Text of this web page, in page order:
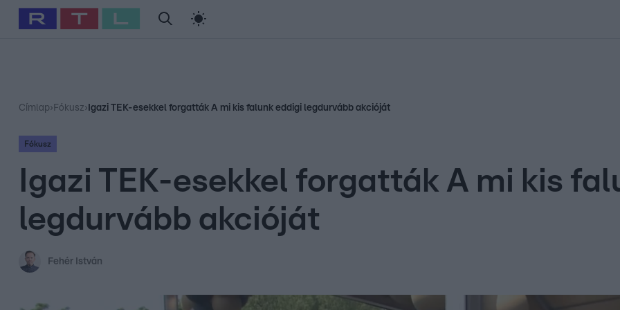
Babits Marcella Szellő István Most Wanted
Címlap› Fókusz› Igazi TEK-esekkel forgatták A mi kis falunk eddigi legdurvább akcióját
Fókusz
Igazi TEK-esekkel forgatták A mi kis
legdurvább akcióját
Fehér István